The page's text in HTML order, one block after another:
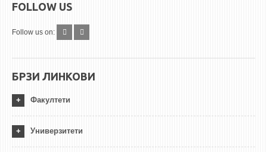
FOLLOW US
Follow us on:
БРЗИ ЛИНКОВИ
Факултети
Универзитети